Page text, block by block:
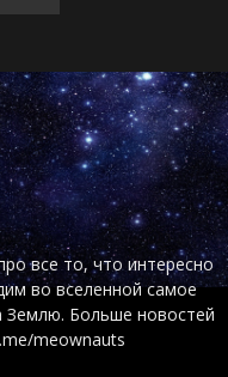
все то, что интересно
во вселенной самое
Землю. Больше новостей
meownauts